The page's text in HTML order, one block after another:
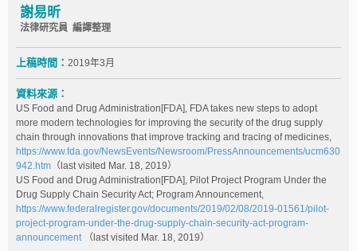
謝易昕
法律研究員 編譯整理
上稿時間： 2019年3月
資料來源：
US Food and Drug Administration[FDA], FDA takes new steps to adopt
more modern technologies for improving the security of the drug supply
chain through innovations that improve tracking and tracing of medicines,
https://www.fda.gov/NewsEvents/Newsroom/PressAnnouncements/ucm630
942.htm （last visited Mar. 18, 2019）
US Food and Drug Administration[FDA], Pilot Project Program Under the
Drug Supply Chain Security Act; Program Announcement,
https://www.federalregister.gov/documents/2019/02/08/2019-01561/pilot-
project-program-under-the-drug-supply-chain-security-act-program-
announcement
（last visited Mar. 18, 2019）